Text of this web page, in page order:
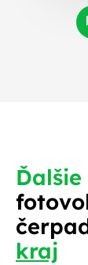
kraj